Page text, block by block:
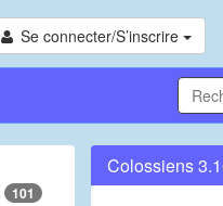
Se connecter/S’inscrire
101
Colossiens